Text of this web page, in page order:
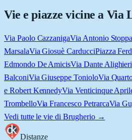
Vie e piazze vicine a Via
Via Paolo CazzanigaVia Antonio
MarsalaVia Giosuè CarducciPiazza
Edmondo De AmicisVia Dante Alighieri
BalconiVia Giuseppe TonioloVia
e Robert KennedyVia Venticinque
TrombelloVia Francesco PetrarcaVia
Vedi tutte le vie di Brugherio→
Distanze